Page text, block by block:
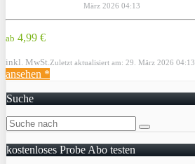
März 2026 04:13
ab 4,99 €
inkl. MwSt. Zuletzt aktualisiert am: 29. März 2026 04:13
ansehen *
Suche
kostenloses Probe Abo testen